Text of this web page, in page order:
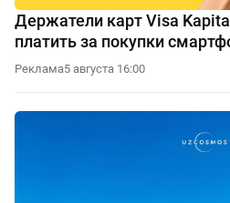
Держатели карт Visa
платить за покупки
Реклама5 августа 16:00